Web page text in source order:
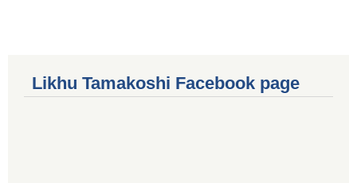
Likhu Tamakoshi Facebook page